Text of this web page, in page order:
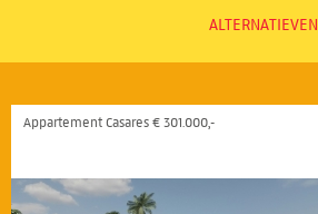
ALTERNATIEVEN
Appartement Casares € 301.000,-